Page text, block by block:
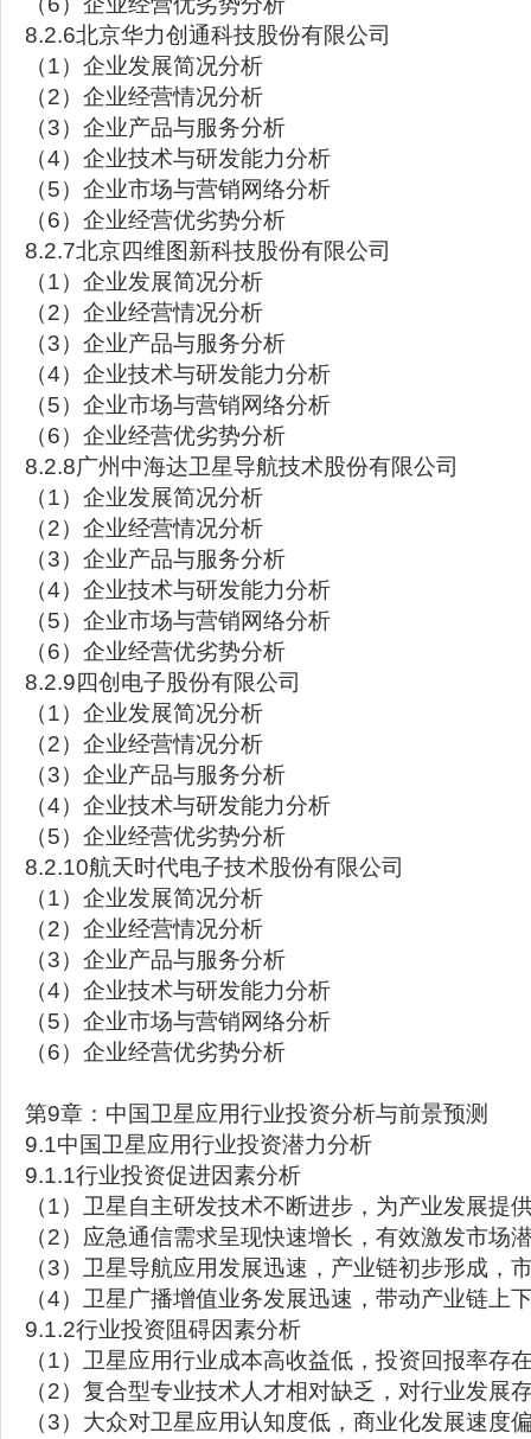
8.2.6北京华力创通科技股份有限公司
（1）企业发展简况分析
（2）企业经营情况分析
（3）企业产品与服务分析
（4）企业技术与研发能力分析
（5）企业市场与营销网络分析
（6）企业经营优劣势分析
8.2.7北京四维图新科技股份有限公司
（1）企业发展简况分析
（2）企业经营情况分析
（3）企业产品与服务分析
（4）企业技术与研发能力分析
（5）企业市场与营销网络分析
（6）企业经营优劣势分析
8.2.8广州中海达卫星导航技术股份有限公司
（1）企业发展简况分析
（2）企业经营情况分析
（3）企业产品与服务分析
（4）企业技术与研发能力分析
（5）企业市场与营销网络分析
（6）企业经营优劣势分析
8.2.9四创电子股份有限公司
（1）企业发展简况分析
（2）企业经营情况分析
（3）企业产品与服务分析
（4）企业技术与研发能力分析
（5）企业经营优劣势分析
8.2.10航天时代电子技术股份有限公司
（1）企业发展简况分析
（2）企业经营情况分析
（3）企业产品与服务分析
（4）企业技术与研发能力分析
（5）企业市场与营销网络分析
（6）企业经营优劣势分析
第9章：中国卫星应用行业投资分析与前景预测
9.1中国卫星应用行业投资潜力分析
9.1.1行业投资促进因素分析
（1）卫星自主研发技术不断进步，为产业发展提
（2）应急通信需求呈现快速增长，有效激发市场
（3）卫星导航应用发展迅速，产业链初步形成，
（4）卫星广播增值业务发展迅速，带动产业链上
9.1.2行业投资阻碍因素分析
（1）卫星应用行业成本高收益低，投资回报率存
（2）复合型专业技术人才相对缺乏，对行业发展
（3）大众对卫星应用认知度低，商业化发展速度